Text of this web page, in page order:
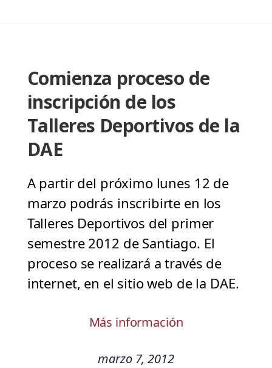
Comienza proceso de
inscripción de los
Talleres Deportivos de la
DAE
A partir del próximo lunes 12 de
marzo podrás inscribirte en los
Talleres Deportivos del primer
semestre 2012 de Santiago. El
proceso se realizará a través de
internet, en el sitio web de la DAE.
Más información
marzo 7, 2012